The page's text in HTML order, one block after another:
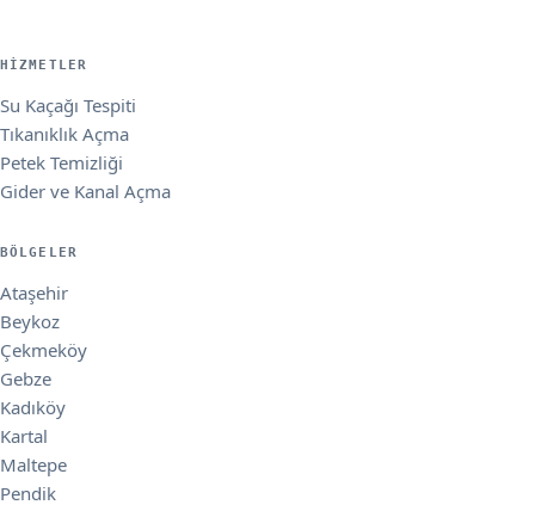
HIZMETLER
Su Kaçağı Tespiti
Tıkanıklık Açma
Petek Temizliği
Gider ve Kanal Açma
BÖLGELER
Ataşehir
Beykoz
Çekmeköy
Gebze
Kadıköy
Kartal
Maltepe
Pendik